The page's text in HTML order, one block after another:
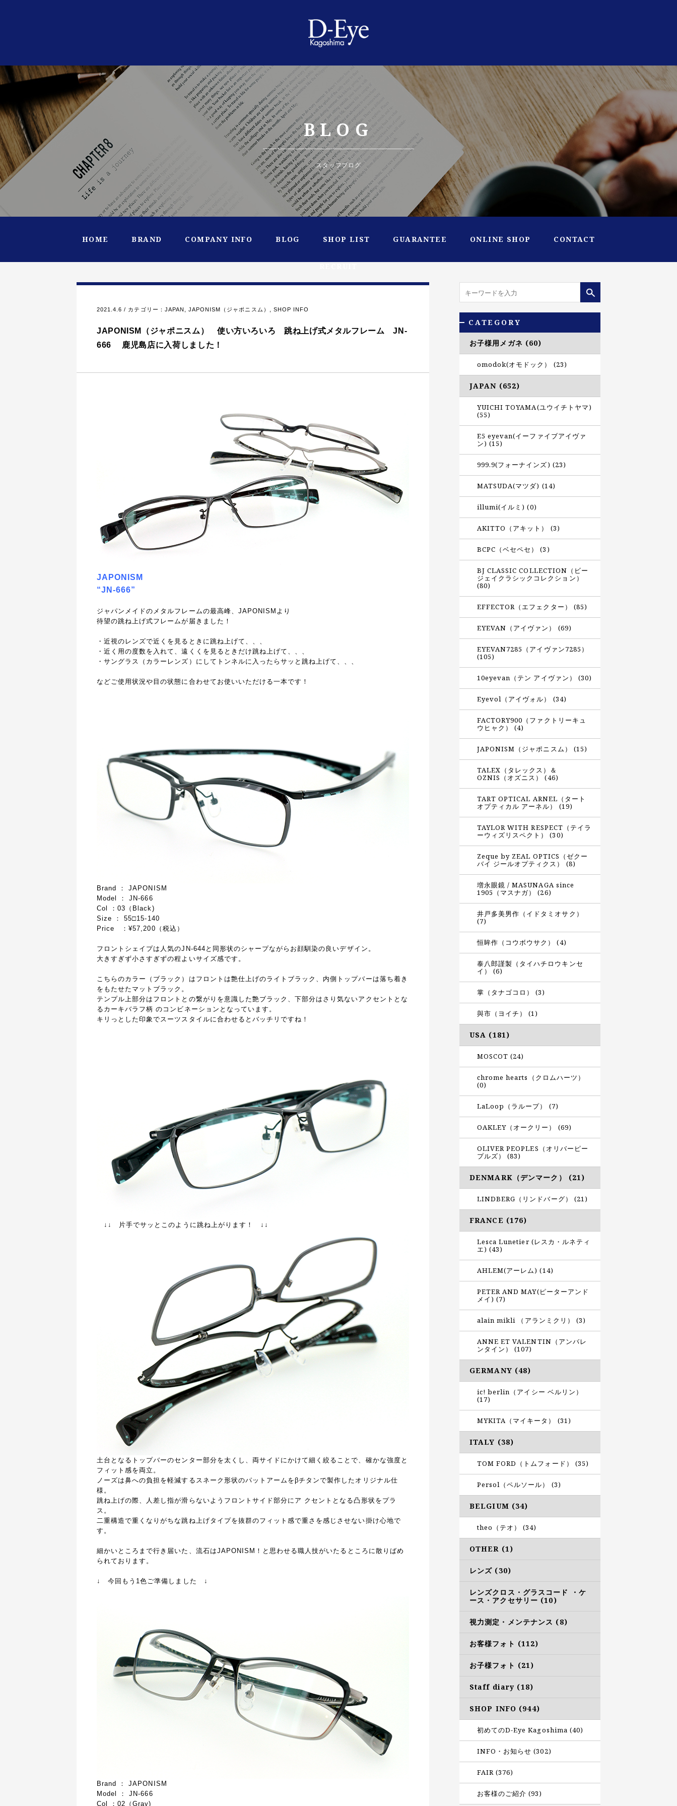
BLOG
スタッフブログ
HOME BRAND COMPANY INFO BLOG SHOP LIST GUARANTEE ONLINE SHOP CONTACT
2021.4.6 / カテゴリー： JAPAN JAPONISM（ジャポニスム） SHOP INFO
JAPONISM（ジャポニスム） 使い方いろいろ 跳ね上げ式メタルフレーム JN-
666 鹿児島店に入荷しました！
JAPONISM
“JN-666”
ジャパンメイドのメタルフレームの最高峰、JAPONISMより
待望の跳ね上げ式フレームが届きました！
・近視のレンズで近くを見るときに跳ね上げて、、、
・近く用の度数を入れて、遠くくを見るときだけ跳ね上げて、、、
・サングラス（カラーレンズ）にしてトンネルに入ったらサッと跳ね上げて、、、
などご使用状況や目の状態に合わせてお使いいただける一本です！
Brand ： JAPONISM
Model ： JN-666
Col ：03（Black)
Size ： 55□15-140
Price ：¥57,200（税込）
フロントシェイプは人気のJN-644 と同形状のシャープながらお顔馴染の良いデザイン。
大きすぎず小さすぎずの程よいサイズ感です。
こちらのカラー（ブラック）はフロントは艶仕上げのライトブラック、内側トップバーは落ち着き
をもたせたマットブラック。
テンプル上部分はフロントとの繋がりを意識した艶ブラック、下部分はさり気ないアクセントとな
るカーキバラフ柄 のコンビネーションとなっています。
キリっとした印象でスーツスタイルに合わせるとバッチリですね！
↓↓ 片手でサッとこのように跳ね上がります！ ↓↓
土台となるトップバーのセンター部分を太くし、両サイドにかけて細く絞ることで、確かな強度と
フィット感を両立。
ノーズは鼻への負担を軽減するスネーク形状のパットアームをβチタンで製作したオリジナル仕
様。
跳ね上げの際、人差し指が滑らないようフロントサイド部分にア クセントとなる凸形状をプラ
ス。
二重構造で重くなりがちな跳ね上げタイプを抜群のフィット感で重さを感じさせない掛け心地で
す。
細かいところまで行き届いた、流石はJAPONISM！と思わせる職人技がいたるところに散りばめ
られております。
↓ 今回もう1色ご準備しました ↓
Brand ： JAPONISM
Model ： JN-666
Col ：02（Gray)
CATEGORY
お子様用メガネ (60)
omodok(オモドック） (23)
JAPAN (652)
YUICHI TOYAMA(ユウイチトヤマ)
(55)
E5 eyevan(イーファイブアイヴァ
ン) (15)
999.9(フォーナインズ) (23)
MATSUDA(マツダ) (14)
illumi(イルミ) (0)
AKITTO（アキット） (3)
BCPC（ベセペセ） (3)
BJ CLASSIC COLLECTION（ビー
ジェイクラシックコレクション）
(80)
EFFECTOR（エフェクター） (85)
EYEVAN（アイヴァン） (69)
EYEVAN7285（アイヴァン7285）
(105)
10eyevan（テン アイヴァン） (30)
Eyevol（アイヴォル） (34)
FACTORY900（ファクトリーキュ
ウヒャク） (4)
JAPONISM（ジャポニスム） (15)
TALEX（タレックス）＆
OZNIS（オズニス） (46)
TART OPTICAL ARNEL（タート
オプティカル アーネル） (19)
TAYLOR WITH RESPECT（テイラ
ーウィズリスペクト） (30)
Zeque by ZEAL OPTICS（ゼクー
バイ ジールオプティクス） (8)
増永眼鏡 / MASUNAGA since
1905（マスナガ） (26)
井戸多美男作（イドタミオサク）
(7)
恒眸作（コウボウサク） (4)
泰八郎謹製（タイハチロウキンセ
イ） (6)
掌（タナゴコロ） (3)
與市（ヨイチ） (1)
USA (181)
MOSCOT (24)
chrome hearts（クロムハーツ）
(0)
LaLoop（ラループ） (7)
OAKLEY（オークリー） (69)
OLIVER PEOPLES（オリバーピー
プルズ） (83)
DENMARK（デンマーク） (21)
LINDBERG（リンドバーグ） (21)
FRANCE (176)
Lesca Lunetier (レスカ・ルネティ
エ) (43)
AHLEM(アーレム) (14)
PETER AND MAY(ピーターアンド
メイ) (7)
alain mikli （アランミクリ） (3)
ANNE ET VALENTIN（アンバレ
ンタイン） (107)
GERMANY (48)
ic! berlin（アイシー ベルリン）
(17)
MYKITA（マイキータ） (31)
ITALY (38)
TOM FORD（トムフォード） (35)
Persol（ペルソール） (3)
BELGIUM (34)
theo（テオ） (34)
OTHER (1)
レンズ (30)
レンズクロス・グラスコード ・ケ
ース・アクセサリー (10)
視力測定・メンテナンス (8)
お客様フォト (112)
お子様フォト (21)
Staff diary (18)
SHOP INFO (944)
初めてのD-Eye Kagoshima (40)
INFO・お知らせ (302)
FAIR (376)
お客様のご紹介 (93)